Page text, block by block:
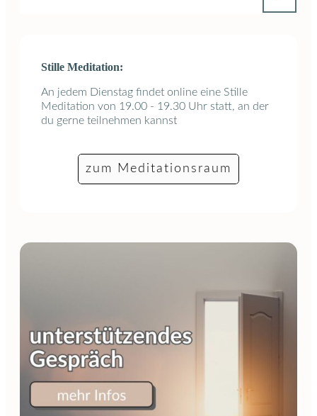
Stille Meditation:
An jedem Dienstag findet online eine Stille
Meditation von 19.00 - 19.30 Uhr statt, an der
du gerne teilnehmen kannst
zum Meditationsraum